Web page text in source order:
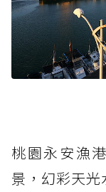
桃園永安漁
景，幻彩天